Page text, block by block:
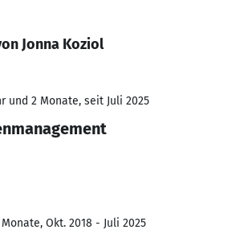
Jonna Koziol
und 2 Monate, seit Juli 2025
Okt. 2018 - Juli 2025